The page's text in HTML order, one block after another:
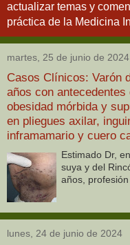
actualizar temas y
práctica de la Medicina
martes, 25 de junio de 2024
Casos Clínicos: Varón
años con antecedentes
obesidad mórbida y
en pliegues axilar,
inframamario y cuero
Estimado Dr,
suya y del
años,
lunes, 24 de junio de 2024